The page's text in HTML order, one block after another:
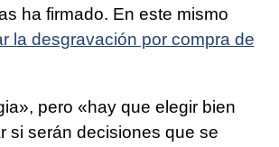
ha firmado. En este mismo
la desgravación por compra de
pero «hay que elegir bien
si serán decisiones que se